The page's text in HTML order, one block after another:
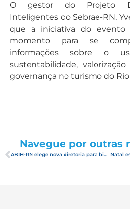
O gestor do Projeto
Inteligentes do Sebrae-RN,
que a iniciativa do evento
momento para se
informações sobre o
sustentabilidade,
governança no turismo do
Navegue por outras
ABIH-RN elege nova diretoria para biênio 2019-2020